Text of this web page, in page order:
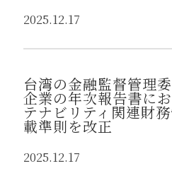
2025.12.17
台湾の金融監督管理
企業の年次報告書に
テナビリティ関連財
載準則を改正
2025.12.17